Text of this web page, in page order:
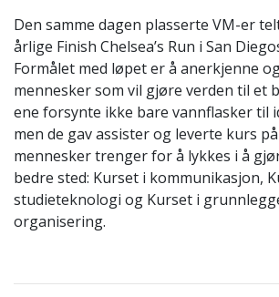
Den samme dagen plasserte VM-er
årlige Finish Chelsea’s Run i San
Formålet med løpet er å anerkjenne
mennesker som vil gjøre verden til et
ene forsynte ikke bare vannflasker til
men de gav assister og leverte kurs
mennesker trenger for å lykkes i å
bedre sted: Kurset i kommunikasjon,
studieteknologi og Kurset i
organisering.